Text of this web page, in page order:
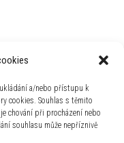
a/nebo přístupu k
cookies. Souhlas s těmito
chování při procházení nebo
souhlasu může nepříznivě
29 499 Kč.
cena je: 25 074 Kč.
textil, šedá
71 790 Kč.
cena je: 61 022 Kč.